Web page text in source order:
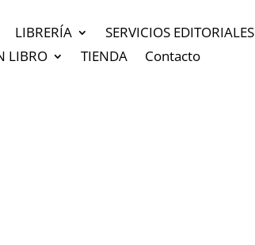
LIBRERÍA SERVICIOS EDITORIALES
LIBRO TIENDA Contacto